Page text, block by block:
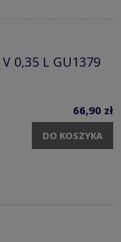
0,35 L GU1379
66,90 zł
DO KOSZYKA